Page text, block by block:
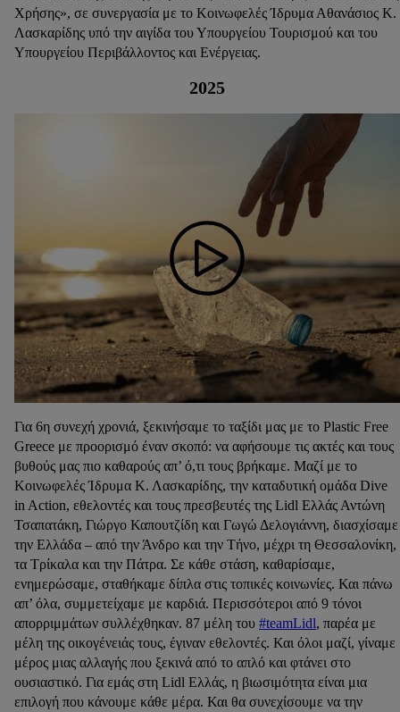
Χρήσης», σε συνεργασία με το Κοινωφελές Ίδρυμα Αθανάσιος Κ.
Λασκαρίδης υπό την αιγίδα του Υπουργείου Τουρισμού και του
Υπουργείου Περιβάλλοντος και Ενέργειας.
2025
Για 6η συνεχή χρονιά, ξεκινήσαμε το ταξίδι μας με το Plastic Free
Greece με προορισμό έναν σκοπό: να αφήσουμε τις ακτές και τους
βυθούς μας πιο καθαρούς απ’ ό,τι τους βρήκαμε. Μαζί με το
Κοινωφελές Ίδρυμα Κ. Λασκαρίδης, την καταδυτική ομάδα Dive
in Action, εθελοντές και τους πρεσβευτές της Lidl Ελλάς Αντώνη
Τσαπατάκη, Γιώργο Καπουτζίδη και Γωγώ Δελογιάννη, διασχίσαμε
την Ελλάδα – από την Άνδρο και την Τήνο, μέχρι τη Θεσσαλονίκη,
τα Τρίκαλα και την Πάτρα. Σε κάθε στάση, καθαρίσαμε,
ενημερώσαμε, σταθήκαμε δίπλα στις τοπικές κοινωνίες. Και πάνω
απ’ όλα, συμμετείχαμε με καρδιά. Περισσότεροι από 9 τόνοι
απορριμμάτων συλλέχθηκαν. 87 μέλη του #teamLidl, παρέα με
μέλη της οικογένειάς τους, έγιναν εθελοντές. Και όλοι μαζί, γίναμε
μέρος μιας αλλαγής που ξεκινά από το απλό και φτάνει στο
ουσιαστικό. Για εμάς στη Lidl Ελλάς, η βιωσιμότητα είναι μια
επιλογή που κάνουμε κάθε μέρα. Και θα συνεχίσουμε να την